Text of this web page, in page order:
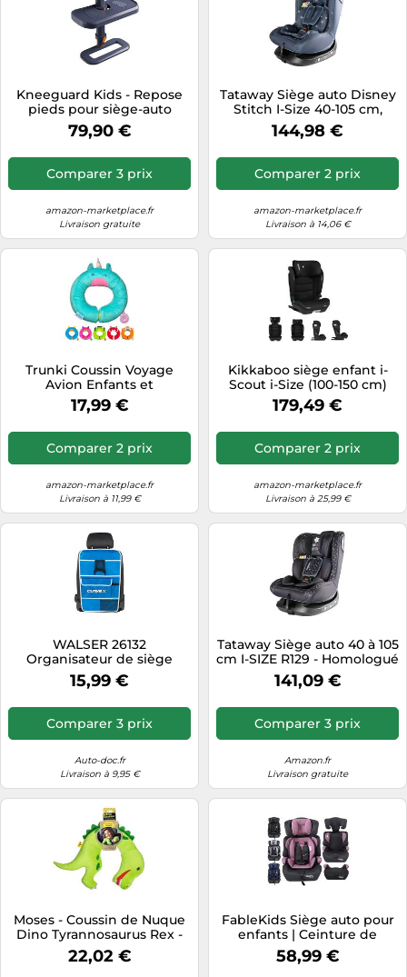
Kneeguard Kids - Repose
pieds pour siège-auto
79,90 €
Comparer 3 prix
amazon-marketplace.fr
Livraison gratuite
Tataway Siège auto Disney
Stitch I-Size 40-105 cm,
siège auto pour enfant
pesant <= 18 kg, appui-tête
niveaux, installation avec
ceintures de sécurité
144,98 €
Comparer 2 prix
amazon-marketplace.fr
Livraison à 14,06 €
Trunki Coussin Voyage
Avion Enfants et
Mentonnière Enfants |
Coussin Voiture Enfants
Soutien les Têtes
Endormies dans le Siège
Auto, l'Avion, le Vélo ou la
Licorne (Turquoise)
17,99 €
Comparer 2 prix
amazon-marketplace.fr
Livraison à 11,99 €
Kikkaboo siège enfant i-
Scout i-Size (100-150 cm)
appui-tête réglable, Isofix,
coloris:noires
179,49 €
Comparer 2 prix
amazon-marketplace.fr
Livraison à 25,99 €
WALSER 26132
Organisateur de siège
15,99 €
Comparer 3 prix
Auto-doc.fr
Livraison à 9,95 €
Tataway Siège auto 40 à 105
cm I-SIZE R129 - Homologué
pour les enfants de 0 à 4
ans -, réducteur pour bébé,
maximale
141,09 €
Comparer 3 prix
Amazon.fr
Livraison gratuite
Moses - Coussin de Nuque
Dino Tyrannosaurus Rex -
Coussin de Nuque pour
Enfants - Idéal pour Les
22,02 €
FableKids Siège auto pour
enfants | Ceinture de
sécurité à 3 points | Siège
auto pour enfants à partir
58,99 €